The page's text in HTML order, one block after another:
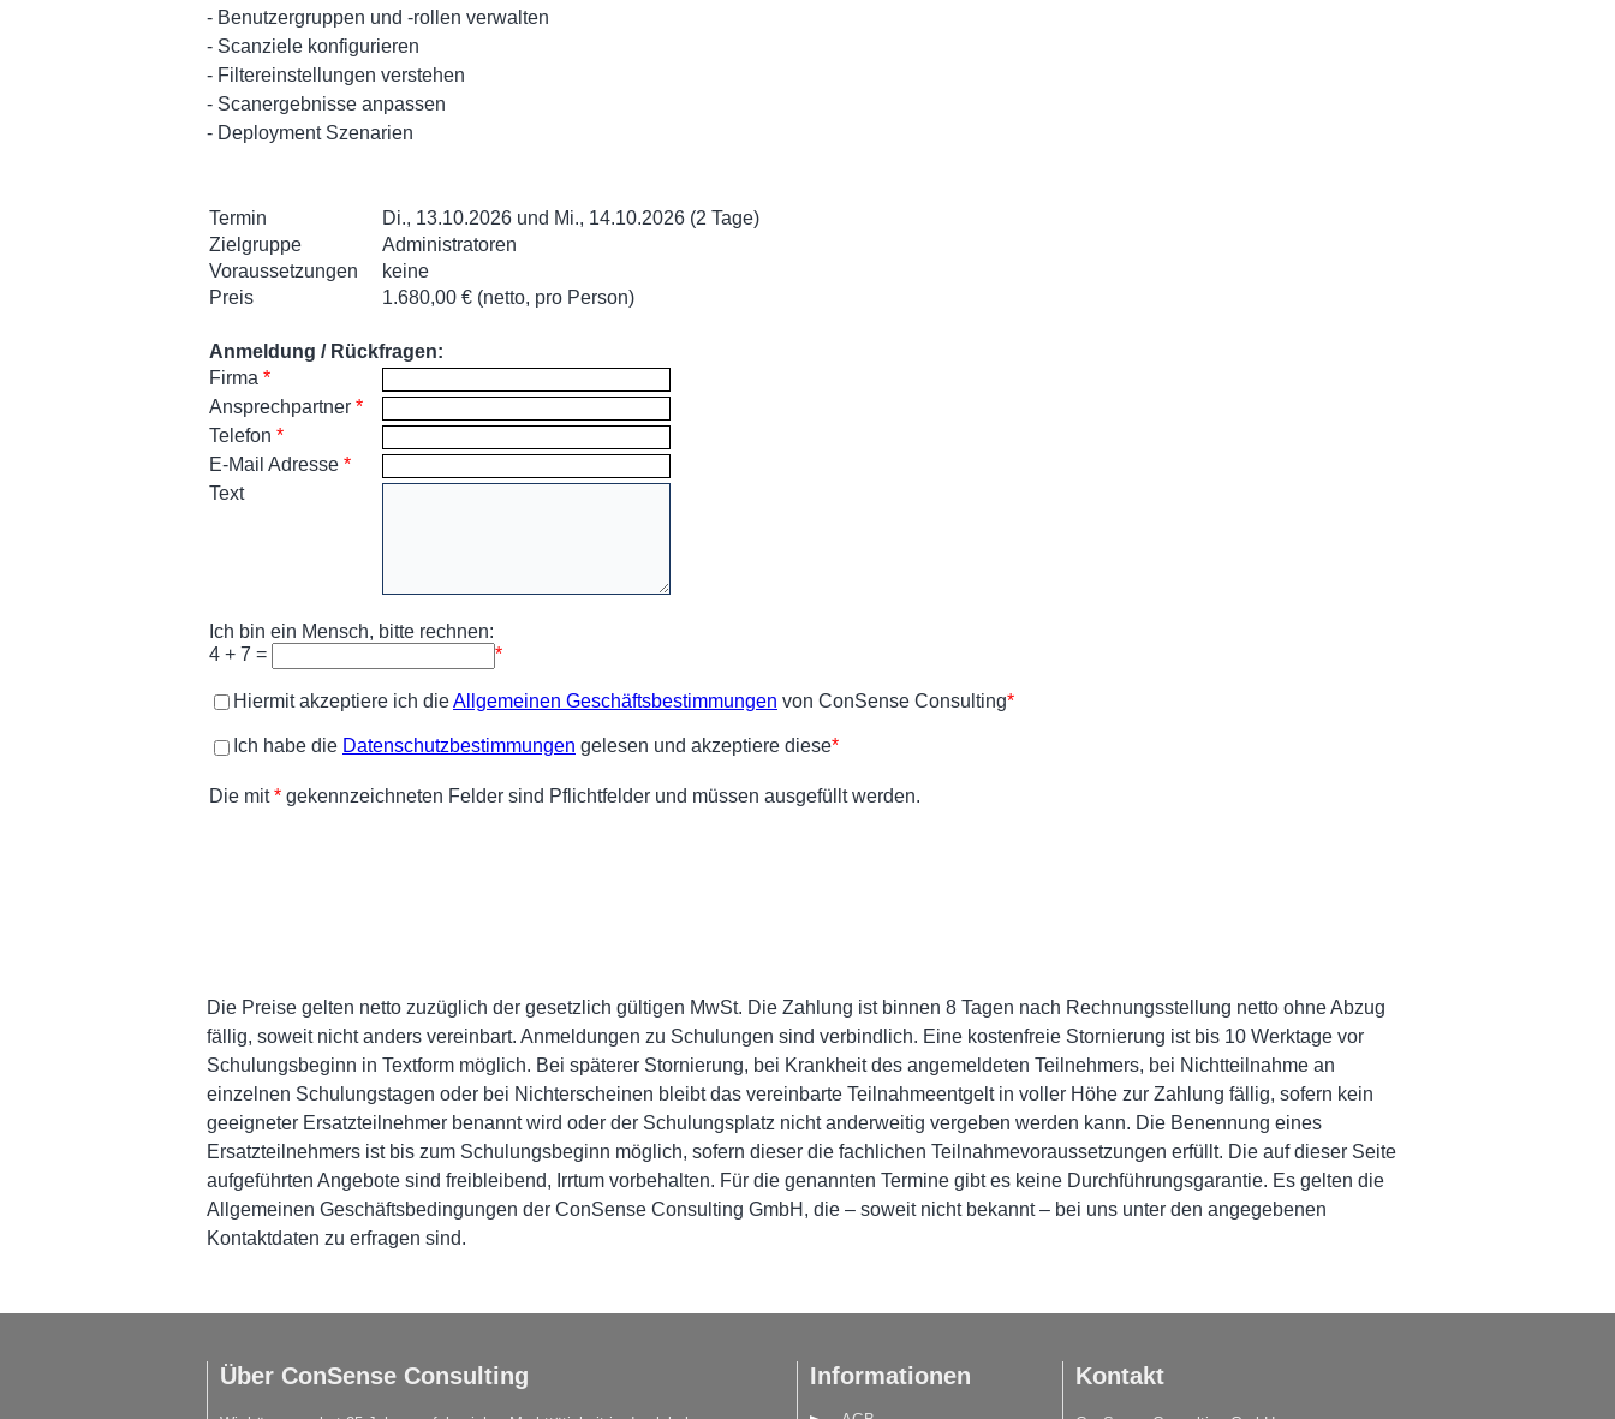
- Benutzergruppen und -rollen verwalten
- Scanziele konfigurieren
- Filtereinstellungen verstehen
- Scanergebnisse anpassen
- Deployment Szenarien
Die Preise gelten netto zuzüglich der gesetzlich gültigen MwSt. Die Zahlung ist binnen 8 Tagen nach Rechnungsstellung netto ohne Abzug
fällig, soweit nicht anders vereinbart. Anmeldungen zu Schulungen sind verbindlich. Eine kostenfreie Stornierung ist bis 10 Werktage vor
Schulungsbeginn in Textform möglich. Bei späterer Stornierung, bei Krankheit des angemeldeten Teilnehmers, bei Nichtteilnahme an
einzelnen Schulungstagen oder bei Nichterscheinen bleibt das vereinbarte Teilnahmeentgelt in voller Höhe zur Zahlung fällig, sofern kein
geeigneter Ersatzteilnehmer benannt wird oder der Schulungsplatz nicht anderweitig vergeben werden kann. Die Benennung eines
Ersatzteilnehmers ist bis zum Schulungsbeginn möglich, sofern dieser die fachlichen Teilnahmevoraussetzungen erfüllt. Die auf dieser Seite
aufgeführten Angebote sind freibleibend, Irrtum vorbehalten. Für die genannten Termine gibt es keine Durchführungsgarantie. Es gelten die
Allgemeinen Geschäftsbedingungen der ConSense Consulting GmbH, die – soweit nicht bekannt – bei uns unter den angegebenen
Kontaktdaten zu erfragen sind.
Über ConSense Consulting Informationen Kontakt